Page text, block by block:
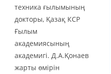
техника ғылымының
докторы, Қазақ КСР
Ғылым
академиясының
академигі. Д.А.Қонаев
жарты өмірін